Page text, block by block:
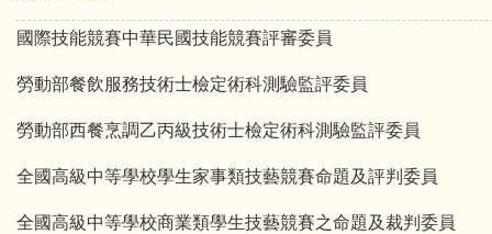
國際技能競賽中華民國技能競賽評審委員
勞動部餐飲服務技術士檢定術科測驗監評委員
勞動部西餐烹調乙丙級技術士檢定術科測驗監評委員
全國高級中等學校學生家事類技藝競賽命題及評判委員
全國高級中等學校商業類學生技藝競賽之命題及裁判委員